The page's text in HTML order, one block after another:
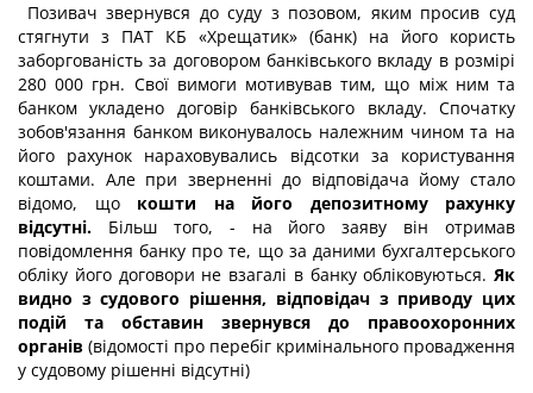
Позивач звернувся до суду з позовом, яким просив суд
стягнути з ПАТ КБ «Хрещатик» (банк) на його користь
заборгованість за договором банківського вкладу в розмірі
280 000 грн. Свої вимоги мотивував тим, що між ним та
банком укладено договір банківського вкладу. Спочатку
зобов'язання банком виконувалось належним чином та на
його рахунок нараховувались відсотки за користування
коштами. Але при зверненні до відповідача йому стало
відомо, що кошти на його депозитному рахунку
відсутні. Більш того, - на його заяву він отримав
повідомлення банку про те, що за даними бухгалтерського
обліку його договори не взагалі в банку обліковуються. Як
видно з судового рішення, відповідач з приводу цих
подій та обставин звернувся до правоохоронних
органів (відомості про перебіг кримінального провадження
у судовому рішенні відсутні)